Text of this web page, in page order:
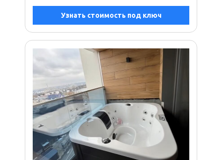
Узнать стоимость под ключ